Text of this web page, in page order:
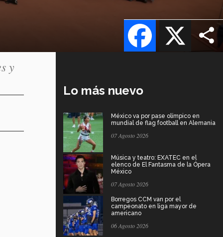
X
Facebook
y
Lo más nuevo
México va por pase olímpico en
mundial de flag football en Alemania
07 Agosto 2026
Música y teatro: EXATEC en el
elenco de El Fantasma de la Ópera
México
07 Agosto 2026
Borregos CCM van por el
campeonato en liga mayor de
americano
06 Agosto 2026